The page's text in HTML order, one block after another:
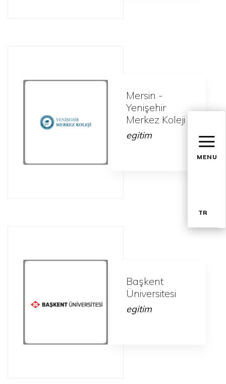
MENU
TR
Mersin -
Yenişehir
Merkez Koleji
egitim
Başkent
Üniversitesi
egitim